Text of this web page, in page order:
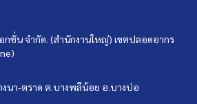
กชั่น จำกัด. (สำนักงานใหญ่) เขตปลอดอากร
นา-ตราด ต.บางพลีน้อย อ.บางบ่อ